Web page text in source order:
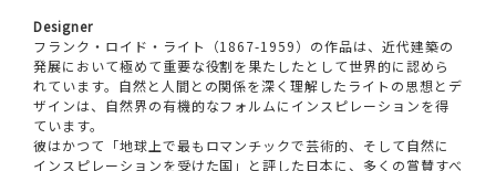
Designer
フランク・ロイド・ライト（1867-1959）の作品は、近代建築の
発展において極めて重要な役割を果たしたとして世界的に認めら
れています。自然と人間との関係を深く理解したライトの思想とデ
ザインは、自然界の有機的なフォルムにインスピレーションを得
ています。
彼はかつて「地球上で最もロマンチックで芸術的、そして自然に
インスピレーションを受けた国」と評した日本に、多くの賞賛すべ